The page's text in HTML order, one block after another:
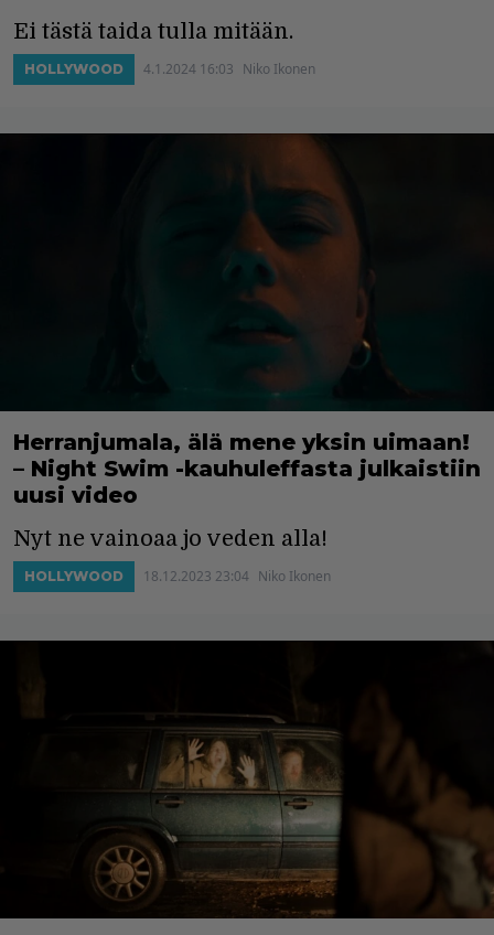
Ei tästä taida tulla mitään.
HOLLYWOOD 4.1.2024 16:03 Niko Ikonen
Herranjumala, älä mene yksin uimaan!
– Night Swim -kauhuleffasta julkaistiin
uusi video
Nyt ne vainoaa jo veden alla!
HOLLYWOOD 18.12.2023 23:04 Niko Ikonen